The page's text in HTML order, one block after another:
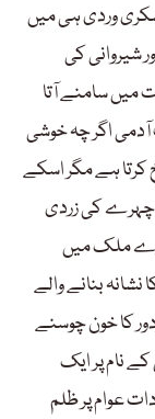
وردی ہی میں
شیروانی کی
میں سامنے آتا
آدمی اگر چہ خوشی
کرتا ہے مگر اسکے
چہرے کی زردی
ملک میں
بنانے والے
کا خون چوسنے
کے نام پر ایک
عوام پر ظلم